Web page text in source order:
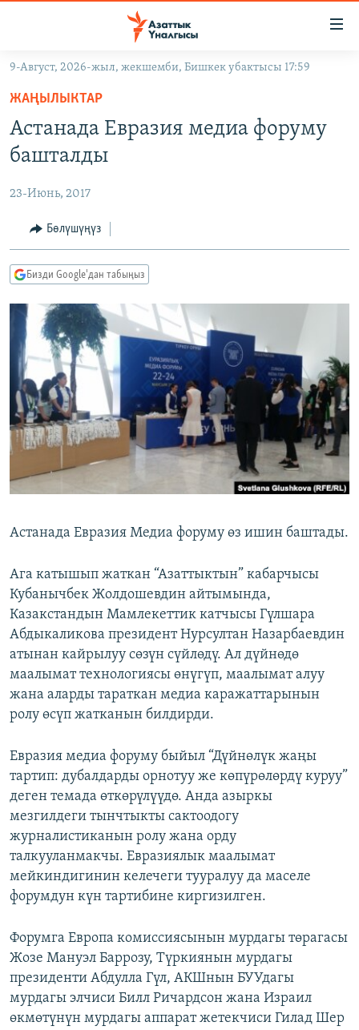
Навигацияга
өтүңүз
Издөөгө
салыңыз
ЭКОНОМИКА
МАДАНИЯТ
ДҮЙНӨ
БОРБОР АЗИЯ
АТАЙЫН ИЛИКТӨӨ
ТВ ПРОГРАММАЛАР
ЭКСПЕРТТЕР ТАЛДАЙТ
БИЗ ЖАНА ДҮЙНӨ
ДАНИСТЕ
ЭЖЕ-СИҢДИЛЕР
АЗАТТЫК+
ЫҢГАЙСЫЗ СУРООЛОР
ӨЗГӨЧӨ ПИКИР
Русский
ОНЛАЙН ШЕРИНЕ
ЭЕ/АРнун бардык сайттары
9-Август, 2026-жыл, жекшемби, Бишкек убактысы 17:59
ЖАҢЫЛЫКТАР
Астанада Евразия медиа форуму
башталды
23-Июнь, 2017
Бөлүшүңүз
Бизди Google'дан табыңыз
Астанада Евразия Медиа форуму өз ишин баштады.
Ага катышып жаткан “Азаттыктын” кабарчысы
Кубанычбек Жолдошевдин айтымында,
Казакстандын Мамлекеттик катчысы Гүлшара
Абдыкаликова президент Нурсултан Назарбаевдин
атынан кайрылуу сөзүн сүйлөдү. Ал дүйнөдө
маалымат технологиясы өнүгүп, маалымат алуу
жана аларды тараткан медиа каражаттарынын
ролу өсүп жатканын билдирди.
Евразия медиа форуму быйыл “Дүйнөлүк жаңы
тартип: дубалдарды орнотуу же көпүрөлөрдү куруу”
деген темада өткөрүлүүдө. Анда азыркы
мезгилдеги тынчтыкты сактоодогу
журналистиканын ролу жана орду
талкууланмакчы. Евразиялык маалымат
мейкиндигинин келечеги тууралуу да маселе
форумдун күн тартибине киргизилген.
Форумга Европа комиссиясынын мурдагы төрагасы
Жозе Мануэл Баррозу, Түркиянын мурдагы
президенти Абдулла Гүл, АКШнын БУУдагы
мурдагы элчиси Билл Ричардсон жана Израил
өкмөтүнүн мурдагы аппарат жетекчиси Гилад Шер